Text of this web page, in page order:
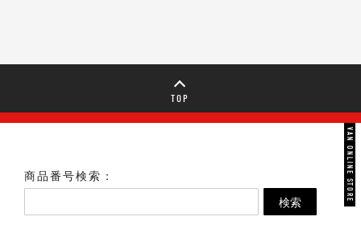
TOP
商品番号検索：
検索
VAN ONLINE STORE